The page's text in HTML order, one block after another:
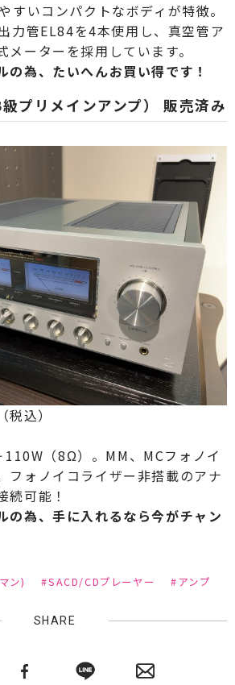
すいコンパクトなボディが特徴。
力管EL84を4本使用し、真空管ア
メーターを採用しています。
の為、たいへんお買い得です！
プリメインアンプ） 販売済み
込）
（8Ω）。MM、MCフォノイ
フォノイコライザー非搭載のアナ
続可能！
の為、手に入れるなら今がチャン
ン) #SACD/CDプレーヤー #アンプ
SHARE